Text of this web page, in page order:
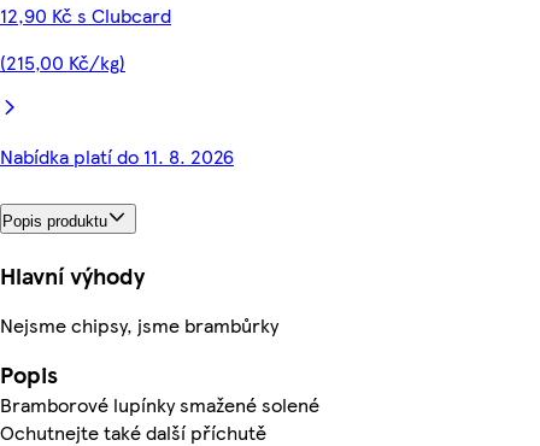
12,90 Kč s Clubcard
(215,00 Kč/kg)
Nabídka platí do 11. 8. 2026
Popis produktu
Hlavní výhody
Nejsme chipsy, jsme brambůrky
Popis
Bramborové lupínky smažené solené
Ochutnejte také další příchutě